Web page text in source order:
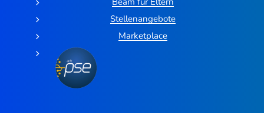
Stellenangebote
Marketplace